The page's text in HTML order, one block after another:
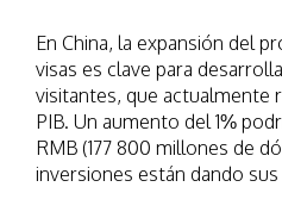
En China, la expansión del
visas es clave para
visitantes, que actualmente
PIB. Un aumento del 1%
RMB (177 800 millones de
inversiones están dando